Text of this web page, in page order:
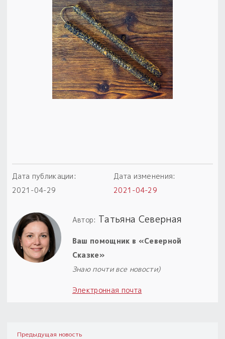
Узнать
Пыльный сундучок
большое обновление
Товары со скидкой
на заказ от 4 тыс. руб. со скидкой
Оберег в подарок
Дата публикации:
2021-04-29
Дата изменения:
2021-04-29
Автор: Татьяна Северная
Ваш помощник в «Северной
Сказке»
Знаю почти все новости)
Электронная почта
Предыдущая новость